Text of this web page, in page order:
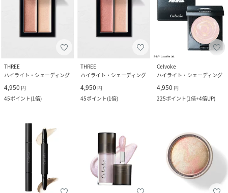
THREE
ハイライト・シェーディング
4,950 円
45ポイント(1倍)
THREE
ハイライト・シェーディング
4,950 円
45ポイント(1倍)
Celvoke
ハイライト・シェーディング
4,950 円
225ポイント(1倍+4倍UP)